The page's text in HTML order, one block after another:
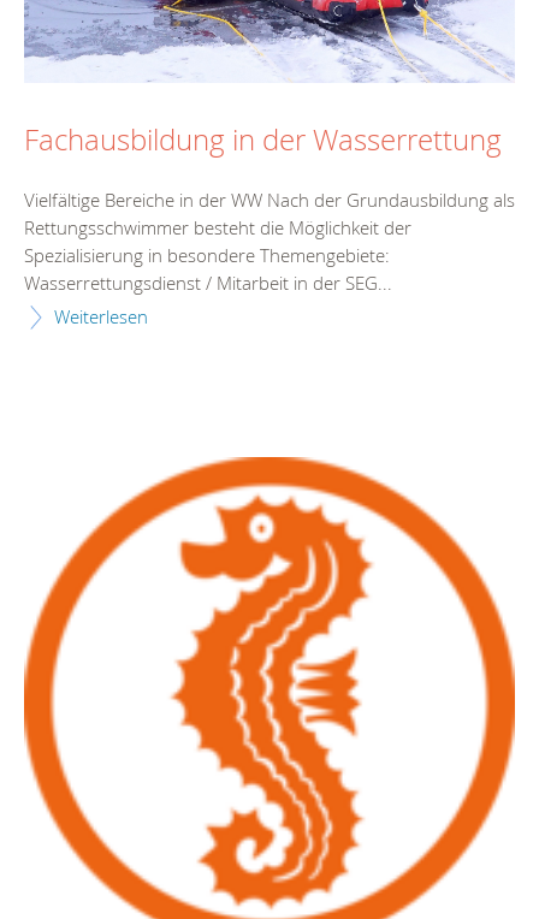
Fachausbildung in der Wasserrettung
Vielfältige Bereiche in der WW Nach der Grundausbildung als
Rettungsschwimmer besteht die Möglichkeit der
Spezialisierung in besondere Themengebiete:
Wasserrettungsdienst / Mitarbeit in der SEG...
Weiterlesen